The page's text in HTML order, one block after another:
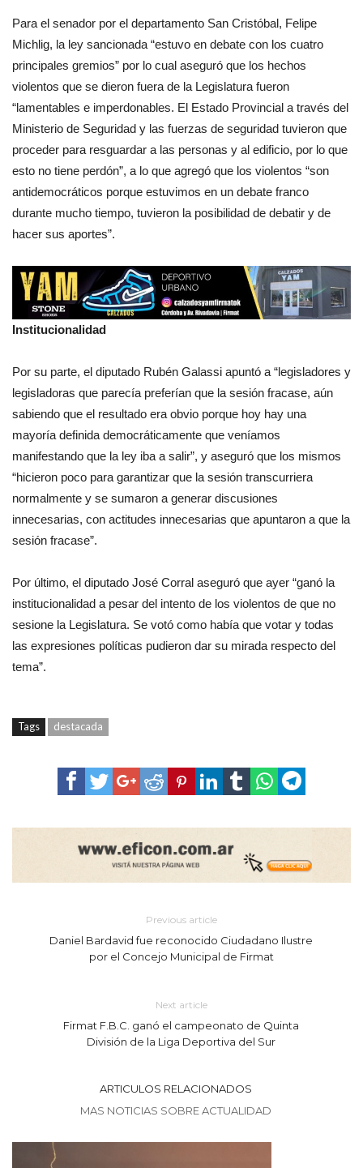
Para el senador por el departamento San Cristóbal, Felipe
Michlig, la ley sancionada “estuvo en debate con los cuatro
principales gremios” por lo cual aseguró que los hechos
violentos que se dieron fuera de la Legislatura fueron
“lamentables e imperdonables. El Estado Provincial a través del
Ministerio de Seguridad y las fuerzas de seguridad tuvieron que
proceder para resguardar a las personas y al edificio, por lo que
esto no tiene perdón”, a lo que agregó que los violentos “son
antidemocráticos porque estuvimos en un debate franco
durante mucho tiempo, tuvieron la posibilidad de debatir y de
hacer sus aportes”.
Institucionalidad
Por su parte, el diputado Rubén Galassi apuntó a “legisladores y
legisladoras que parecía preferían que la sesión fracase, aún
sabiendo que el resultado era obvio porque hoy hay una
mayoría definida democráticamente que veníamos
manifestando que la ley iba a salir”, y aseguró que los mismos
“hicieron poco para garantizar que la sesión transcurriera
normalmente y se sumaron a generar discusiones
innecesarias, con actitudes innecesarias que apuntaron a que la
sesión fracase”.
Por último, el diputado José Corral aseguró que ayer “ganó la
institucionalidad a pesar del intento de los violentos de que no
sesione la Legislatura. Se votó como había que votar y todas
las expresiones políticas pudieron dar su mirada respecto del
tema”.
Tags destacada
Previous article
Daniel Bardavid fue reconocido Ciudadano Ilustre
por el Concejo Municipal de Firmat
Next article
Firmat F.B.C. ganó el campeonato de Quinta
División de la Liga Deportiva del Sur
ARTICULOS RELACIONADOS
MAS NOTICIAS SOBRE ACTUALIDAD